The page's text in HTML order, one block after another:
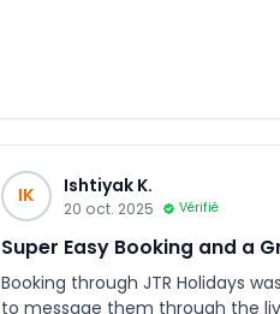
IK Ishtiyak K.
20 oct. 2025 Vérifié
Super Easy Booking and a
Booking through JTR Holidays
to message them through the